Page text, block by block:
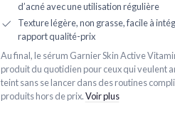
d’acné avec une utilisation régulière
Texture légère, non grasse, facile à
rapport qualité-prix
Au final, le sérum Garnier Skin Active
produit du quotidien pour ceux qui veulent
teint sans se lancer dans des routines
produits hors de prix.Voir plus